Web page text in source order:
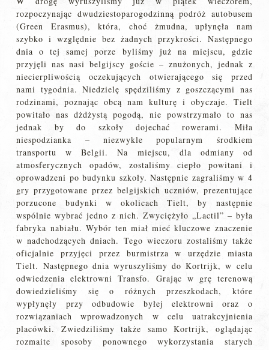
rozpoczynając dwudziestoparogodzinną podróż autobusem
(Green Erasmus), która, choć żmudna, upłynęła nam
szybko i względnie bez żadnych przykrości. Następnego
dnia o tej samej porze byliśmy już na miejscu, gdzie
przyjęli nas nasi belgijscy goście – znużonych, jednak z
niecierpliwością oczekujących otwierającego się przed
nami tygodnia. Niedzielę spędziliśmy z goszczącymi nas
rodzinami, poznając obcą nam kulturę i obyczaje. Tielt
powitało nas dżdżystą pogodą, nie powstrzymało to nas
jednak by do szkoły dojechać rowerami. Miła
niespodzianka – niezwykle popularnym środkiem
transportu w Belgii. Na miejscu, dla odmiany od
atmosferycznych opadów, zostaliśmy ciepło powitani i
oprowadzeni po budynku szkoły. Następnie zagraliśmy w 4
gry przygotowane przez belgijskich uczniów, prezentujące
porzucone budynki w okolicach Tielt, by następnie
wspólnie wybrać jedno z nich. Zwyciężyło „Lactil” – była
fabryka nabiału. Wybór ten miał mieć kluczowe znaczenie
w nadchodzących dniach. Tego wieczoru zostaliśmy także
oficjalnie przyjęci przez burmistrza w urzędzie miasta
Tielt. Następnego dnia wyruszyliśmy do Kortrijk, w celu
odwiedzenia elektrowni Transfo. Grając w grę terenową
dowiedzieliśmy się o różnych przeszkodach, które
wypłynęły przy odbudowie byłej elektrowni oraz o
rozwiązaniach wprowadzonych w celu uatrakcyjnienia
placówki. Zwiedziliśmy także samo Kortrijk, oglądając
rozmaite sposoby ponownego wykorzystania starych